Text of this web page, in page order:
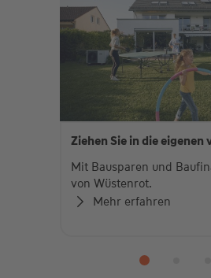
Ziehen Sie in die eigenen
Mit Bausparen und
von Wüstenrot.
Mehr erfahren